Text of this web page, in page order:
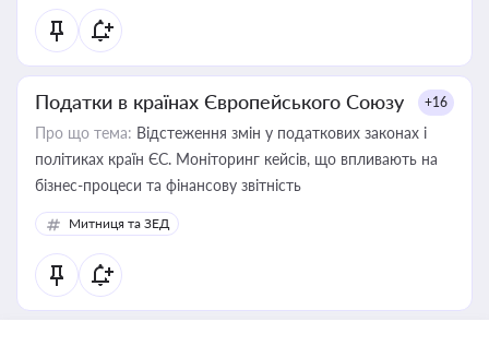
Податки в країнах Європейського Союзу +16
Про що тема: Відстеження змін у податкових законах і
політиках країн ЄС. Моніторинг кейсів, що впливають на
бізнес-процеси та фінансову звітність
Митниця та ЗЕД